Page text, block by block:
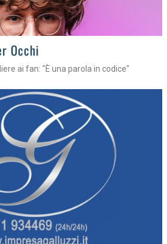
Occhi
ai fan: "È una parola in codice"